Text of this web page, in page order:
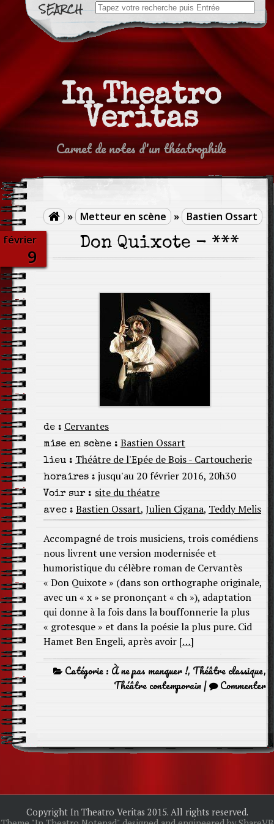
Search
for:
In Theatro
Veritas
Carnet de notes d'un théatrophile
 » Metteur en scène » Bastien Ossart
février
9
Don Quixote - ***
de : Cervantes
mise en scène : Bastien Ossart
lieu : Théâtre de l'Epée de Bois - Cartoucherie
horaires : jusqu'au 20 février 2016, 20h30
Voir sur : site du théatre
avec : Bastien Ossart, Julien Cigana, Teddy Melis
Accompagné de trois musiciens, trois comédiens
nous livrent une version modernisée et
humoristique du célèbre roman de Cervantès
« Don Quixote » (dans son orthographe originale,
avec un « x » se prononçant « ch »), adaptation
qui donne à la fois dans la bouffonnerie la plus
« grotesque » et dans la poésie la plus pure. Cid
Hamet Ben Engeli, après avoir […]
Catégorie : À ne pas manquer !, Théâtre classique,
Théâtre contemporain| Commenter
Copyright In Theatro Veritas 2015. All rights reserved.